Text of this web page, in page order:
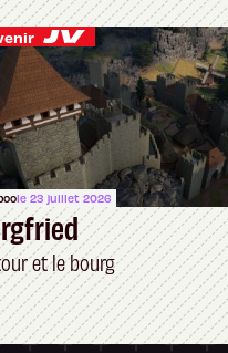
le 23 juillet 2026
et le bourg